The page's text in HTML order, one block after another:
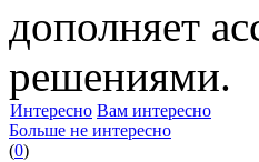
дополняет
решениями.
Интересно Вам интересно
Больше не интересно
(0)